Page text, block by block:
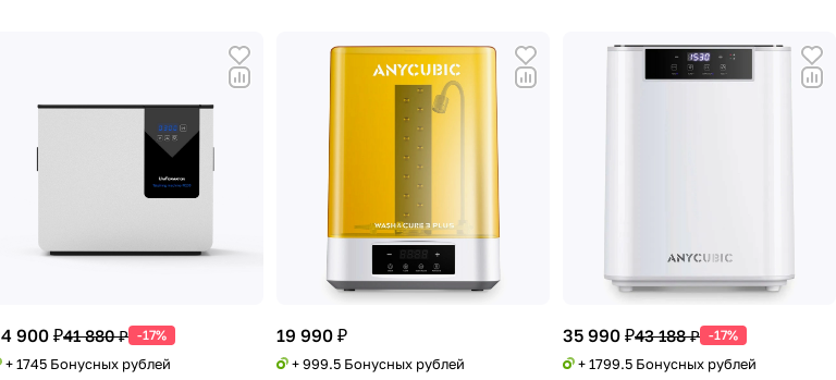
900 ₽41 880 ₽ -17%
+ 1745 Бонусных рублей
19 990 ₽
+ 999.5 Бонусных рублей
35 990 ₽43 188 ₽ -17%
+ 1799.5 Бонусных рублей